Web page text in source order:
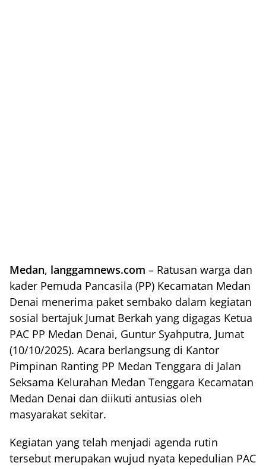
Medan, langgamnews.com – Ratusan warga dan
kader Pemuda Pancasila (PP) Kecamatan Medan
Denai menerima paket sembako dalam kegiatan
sosial bertajuk Jumat Berkah yang digagas Ketua
PAC PP Medan Denai, Guntur Syahputra, Jumat
(10/10/2025). Acara berlangsung di Kantor
Pimpinan Ranting PP Medan Tenggara di Jalan
Seksama Kelurahan Medan Tenggara Kecamatan
Medan Denai dan diikuti antusias oleh
masyarakat sekitar.
Kegiatan yang telah menjadi agenda rutin
tersebut merupakan wujud nyata kepedulian PAC